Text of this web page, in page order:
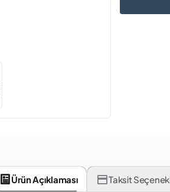
Ürün Açıklaması Taksit